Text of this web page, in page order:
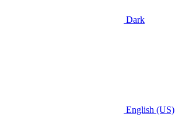
Dark
English (US)